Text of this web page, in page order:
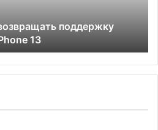
поддержку
13